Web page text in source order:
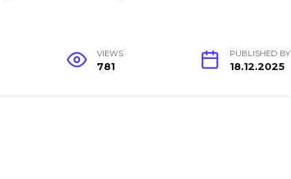
VIEWS
781
PUBLISHED BY
18.12.2025